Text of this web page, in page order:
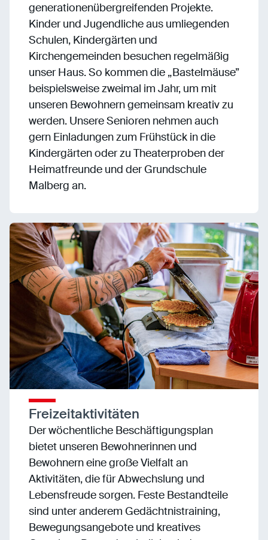
generationenübergreifenden Projekte.
Kinder und Jugendliche aus umliegenden
Schulen, Kindergärten und
Kirchengemeinden besuchen regelmäßig
unser Haus. So kommen die „Bastelmäuse”
beispielsweise zweimal im Jahr, um mit
unseren Bewohnern gemeinsam kreativ zu
werden. Unsere Senioren nehmen auch
gern Einladungen zum Frühstück in die
Kindergärten oder zu Theaterproben der
Heimatfreunde und der Grundschule
Malberg an.
Freizeitaktivitäten
Der wöchentliche Beschäftigungsplan
bietet unseren Bewohnerinnen und
Bewohnern eine große Vielfalt an
Aktivitäten, die für Abwechslung und
Lebensfreude sorgen. Feste Bestandteile
sind unter anderem Gedächtnistraining,
Bewegungsangebote und kreatives